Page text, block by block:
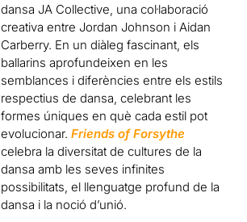
dansa JA Collective, una col·laboració
creativa entre Jordan Johnson i Aidan
Carberry. En un diàleg fascinant, els
ballarins aprofundeixen en les
semblances i diferències entre els estils
respectius de dansa, celebrant les
formes úniques en què cada estil pot
evolucionar.Friends of Forsythe
celebra la diversitat de cultures de la
dansa amb les seves infinites
possibilitats, el llenguatge profund de la
dansa i la noció d’unió.